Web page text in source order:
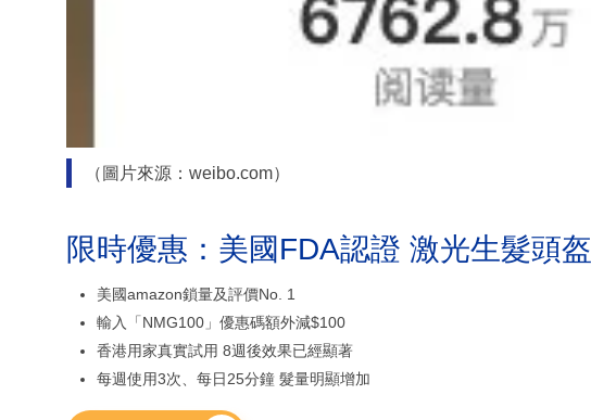
（圖片來源：weibo.com）
限時優惠：美國FDA認證 激光生髮頭盔
美國amazon鎖量及評價No. 1
輸入「NMG100」優惠碼額外減$100
香港用家真實試用 8週後效果已經顯著
每週使用3次、每日25分鐘 髮量明顯增加